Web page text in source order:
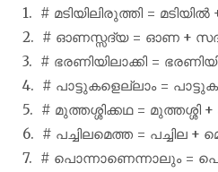
# മടിയിലിരുത്തി =
# ഓണസ്സദ്യ = ഓണ +
# ഭരണിയിലാക്കി =
# പാട്ടുകളെല്ലാം =
# മുത്തശ്ശിക്കഥ = മുത്തശ്ശി
# പച്ചിലമെത്ത = പച്ചില +
# പൊന്നാണെന്നാലും =